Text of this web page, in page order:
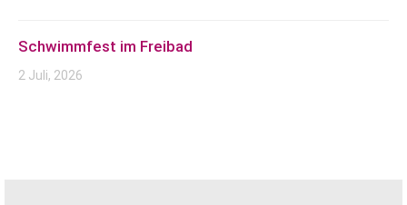
Schwimmfest im Freibad
2 Juli, 2026